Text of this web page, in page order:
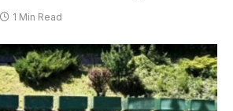
1 Min Read